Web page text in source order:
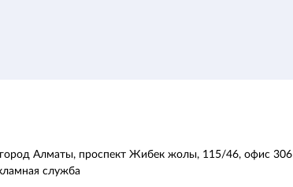
город Алматы, проспект Жибек жолы, 115/46, офис 306
служба